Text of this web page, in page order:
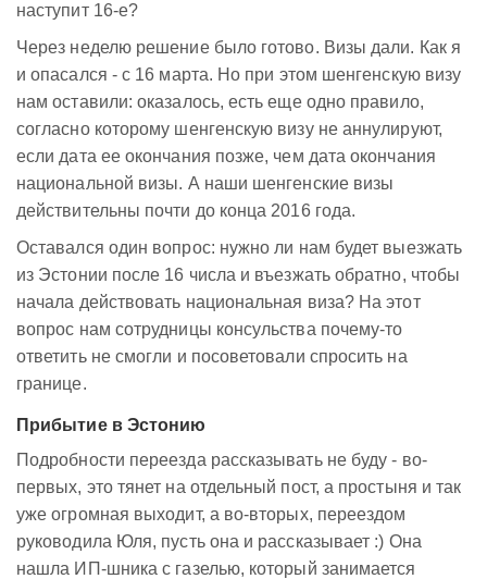
наступит 16-е?
Через неделю решение было готово. Визы дали. Как я
и опасался - с 16 марта. Но при этом шенгенскую визу
нам оставили: оказалось, есть еще одно правило,
согласно которому шенгенскую визу не аннулируют,
если дата ее окончания позже, чем дата окончания
национальной визы. А наши шенгенские визы
действительны почти до конца 2016 года.
Оставался один вопрос: нужно ли нам будет выезжать
из Эстонии после 16 числа и въезжать обратно, чтобы
начала действовать национальная виза? На этот
вопрос нам сотрудницы консульства почему-то
ответить не смогли и посоветовали спросить на
границе.
Прибытие в Эстонию
Подробности переезда рассказывать не буду - во-
первых, это тянет на отдельный пост, а простыня и так
уже огромная выходит, а во-вторых, переездом
руководила Юля, пусть она и рассказывает :) Она
нашла ИП-шника с газелью, который занимается